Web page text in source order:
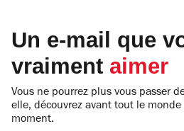
Un e-mail que
vraiment aimer
Vous ne pourrez plus vous passer
elle, découvrez avant tout le
moment.